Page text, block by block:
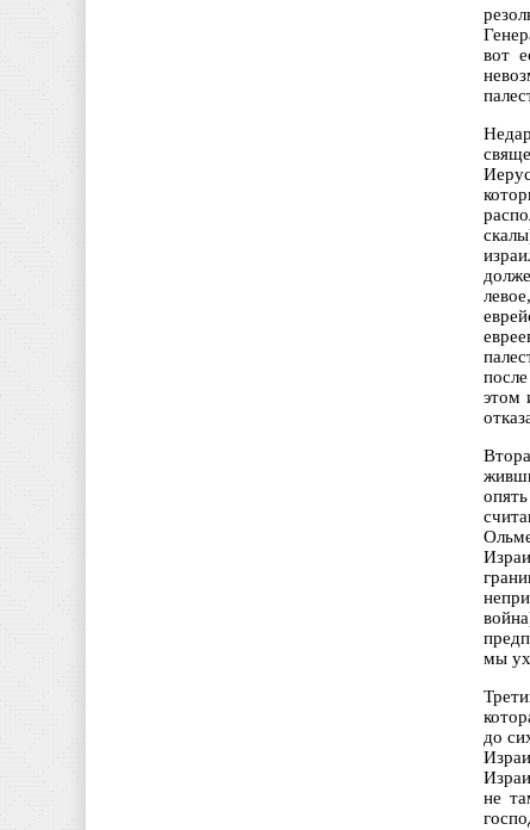
вот
этом
мы
до
не